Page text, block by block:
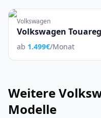
Volkswagen
Volkswagen
ab 1.499€/Monat
Weitere
Modelle